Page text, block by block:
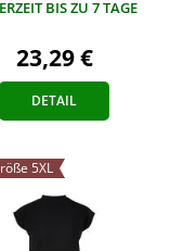
BIS ZU 7 TAGE
23,29 €
DETAIL
5XL